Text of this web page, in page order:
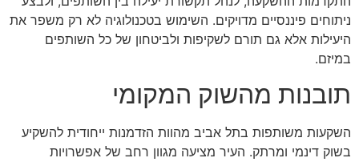
ניתוחים פיננסיים מדויקים. השימוש בטכנולוגיה לא רק משפר את
היעילות אלא גם תורם לשקיפות ולביטחון של כל השותפים
במיזם.
תובנות מהשוק המקומי
השקעות משותפות בתל אביב מהוות הזדמנות ייחודית להשקיע
בשוק דינמי ומרתק. העיר מציעה מגוון רחב של אפשרויות